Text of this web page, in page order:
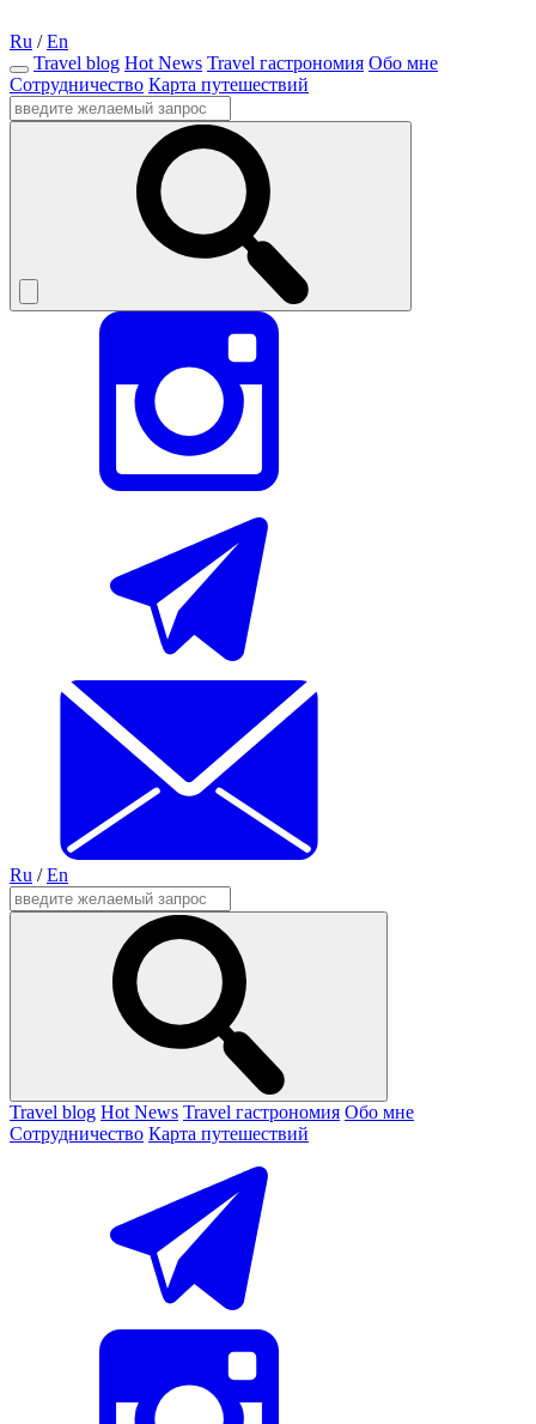
Ru /En
Travel blog Hot News Travel гастрономия Обо мне
Сотрудничество Карта путешествий
Ru /En
Travel blog Hot News Travel гастрономия Обо мне
Сотрудничество Карта путешествий